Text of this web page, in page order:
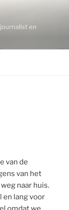
en
van de
van het
naar huis.
en lang voor